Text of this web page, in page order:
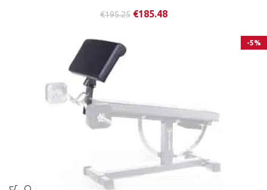
€195.25 €185.48
-5%